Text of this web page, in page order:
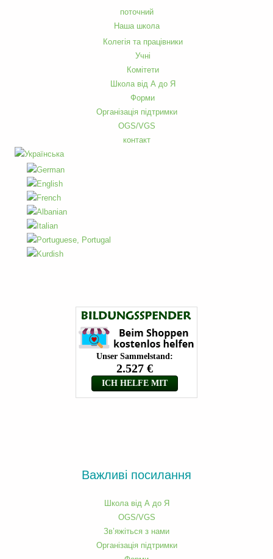
поточний
Наша школа
Колегія та працівники
Учні
Комітети
Школа від А до Я
Форми
Організація підтримки
OGS/VGS
контакт
Важливі посилання
Школа від А до Я
OGS/VGS
Зв’яжіться з нами
Організація підтримки